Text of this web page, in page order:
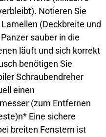
Notieren Sie
(Deckbreite und
sauber in die
läuft und sich korrekt
benötigen Sie
Schraubendreher
einen
(zum Entfernen
Eine sichere
breiten Fenstern ist